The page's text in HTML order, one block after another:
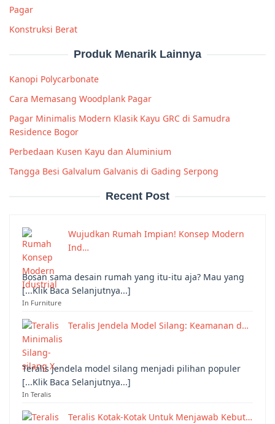
Pagar
Konstruksi Berat
Produk Menarik Lainnya
Kanopi Polycarbonate
Cara Memasang Woodplank Pagar
Pagar Minimalis Modern Klasik Kayu GRC di Samudra
Residence Bogor
Perbedaan Kusen Kayu dan Aluminium
Tangga Besi Galvalum Galvanis di Gading Serpong
Recent Post
Wujudkan Rumah Impian! Konsep Modern
Ind…
Bosan sama desain rumah yang itu-itu aja? Mau yang
[...Klik Baca Selanjutnya...]
In Furniture
Teralis Jendela Model Silang: Keamanan d…
Teralis jendela model silang menjadi pilihan populer
[...Klik Baca Selanjutnya...]
In Teralis
Teralis Kotak-Kotak Untuk Menjawab Kebut…